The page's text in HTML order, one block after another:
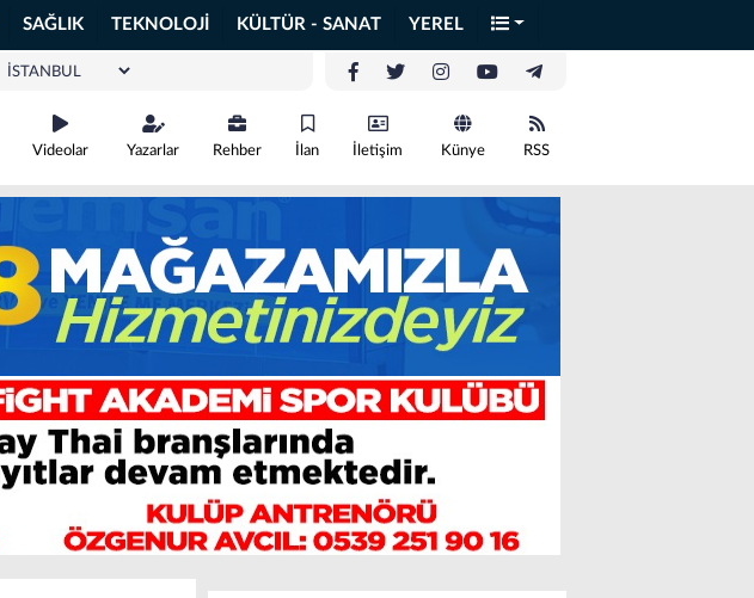
SAĞLIK TEKNOLOJİ KÜLTÜR - SANAT YEREL
Videolar Yazarlar Rehber İlan İletişim Künye RSS